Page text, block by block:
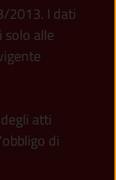
2013. I dati
solo alle
atti
di